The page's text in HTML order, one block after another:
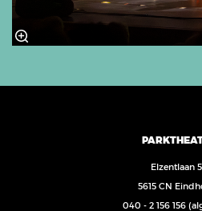
Elzentlaan
5615 CN
040 - 2 156 156